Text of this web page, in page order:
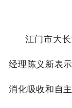
江门市大
经理陈义新表
消化吸收和自